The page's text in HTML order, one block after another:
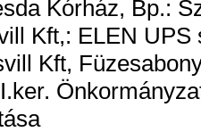
Kórház, Bp.:
Kft,: ELEN UPS
Kft,